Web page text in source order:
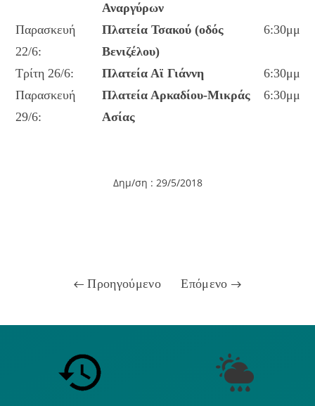
Αναργύρων
Παρασκευή
22/6:
Πλατεία Τσακού (οδός
Βενιζέλου)
6:30μμ
Τρίτη 26/6: Πλατεία Αϊ Γιάννη
6:30μμ
Παρασκευή
29/6:
Πλατεία Αρκαδίου-Μικράς
Ασίας
6:30μμ
Δημ/ση : 29/5/2018
Προηγούμενο Επόμενο